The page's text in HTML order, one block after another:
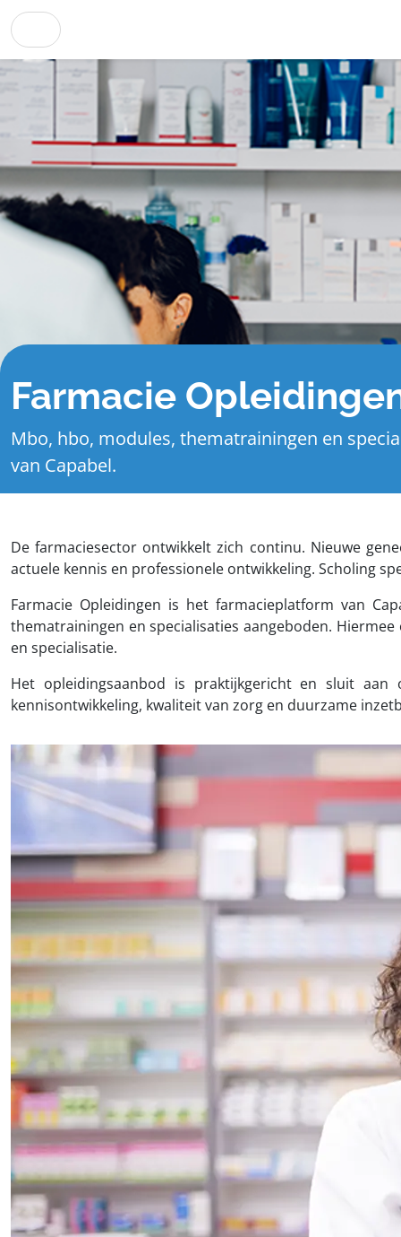
Farmacie
Mbo, hbo, modules, thematrainingen en
van Capabel.
De farmaciesector ontwikkelt zich continu. Nieuwe
actuele kennis en professionele ontwikkeling. Scholing
Farmacie Opleidingen is het farmacieplatform van
thematrainingen en specialisaties aangeboden.
en specialisatie.
Het opleidingsaanbod is praktijkgericht en sluit
kennisontwikkeling, kwaliteit van zorg en duurzame